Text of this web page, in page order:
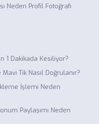
Neden Profil Fotoğrafı
1 Dakikada Kesiliyor?
Tik Nasıl Doğrulanır?
İşlemi Neden
Paylaşımı Neden